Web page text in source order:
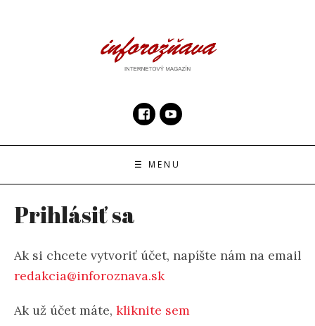
☰ MENU
Prihlásiť sa
Ak si chcete vytvoriť účet, napíšte nám na email
redakcia@inforoznava.sk
Ak už účet máte, kliknite sem